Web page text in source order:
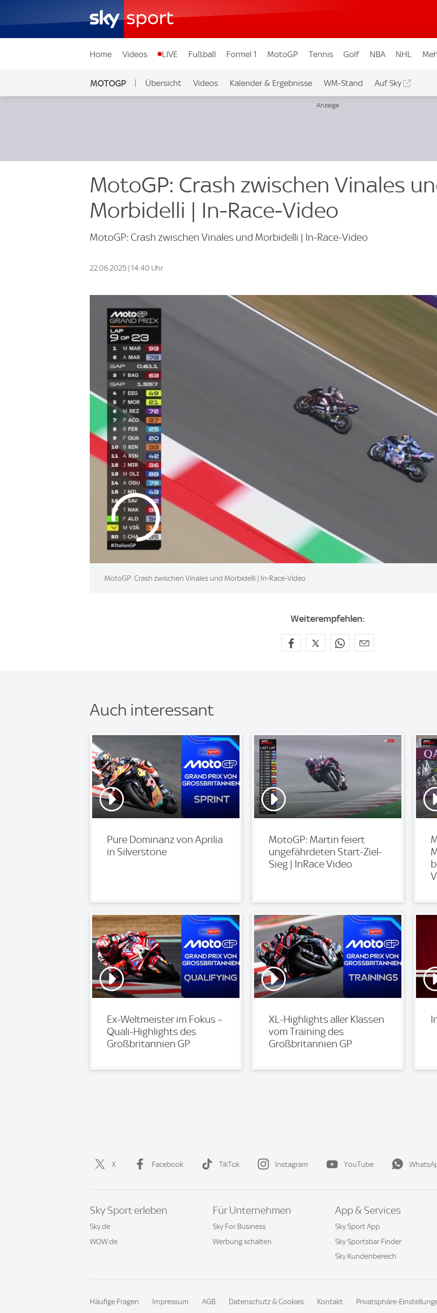
Home Videos LIVE Fußball Formel 1 MotoGP Tennis Golf NBA NHL
MOTOGP Übersicht Videos Kalender & Ergebnisse WM-Stand Auf Sky
MotoGP: Crash zwischen Vinales
Morbidelli | In-Race-Video
MotoGP: Crash zwischen Vinales und Morbidelli | In-Race-Video
22.06.2025 | 14:40 Uhr
MotoGP: Crash zwischen Vinales und Morbidelli | In-Race-Video
Weiterempfehlen:
Auch interessant
Pure Dominanz von Aprilia
in Silverstone
MotoGP: Martin feiert
ungefährdeten Start-Ziel-
Sieg | InRace Video
Ex-Weltmeister im Fokus –
Quali-Highlights des
Großbritannien GP
XL-Highlights aller Klassen
vom Training des
Großbritannien GP
X Facebook TikTok Instagram YouTube
Sky Sport erleben
Sky.de
WOW.de
Für Unternehmen
Sky For Business
Werbung schalten
App & Services
Sky Sport App
Sky Sportsbar Finder
Sky Kundenbereich
Häufige Fragen Impressum AGB Datenschutz & Cookies Kontakt Privatsphäre-